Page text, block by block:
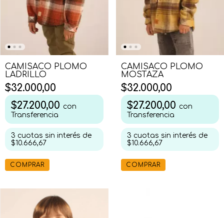
CAMISACO PLOMO
LADRILLO
$32.000,00
$27.200,00 con
Transferencia
3 cuotas sin interés de
$10.666,67
COMPRAR
CAMISACO PLOMO
MOSTAZA
$32.000,00
$27.200,00 con
Transferencia
3 cuotas sin interés de
$10.666,67
COMPRAR